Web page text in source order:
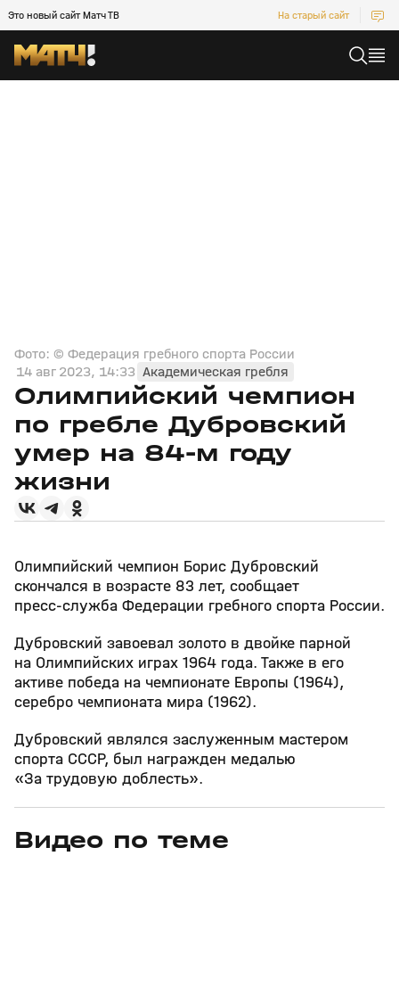
Это новый сайт Матч ТВ На старый сайт
Фото: © Федерация гребного спорта России
14 авг 2023, 14:33 Академическая гребля
Олимпийский чемпион
по гребле Дубровский
умер на 84‑м году
жизни
Олимпийский чемпион Борис Дубровский
скончался в возрасте 83 лет, сообщает
пресс‑служба Федерации гребного спорта России.
Дубровский завоевал золото в двойке парной
на Олимпийских играх 1964 года. Также в его
активе победа на чемпионате Европы (1964),
серебро чемпионата мира (1962).
Дубровский являлся заслуженным мастером
спорта СССР, был награжден медалью
«За трудовую доблесть».
Видео по теме
23 июл, 16:37